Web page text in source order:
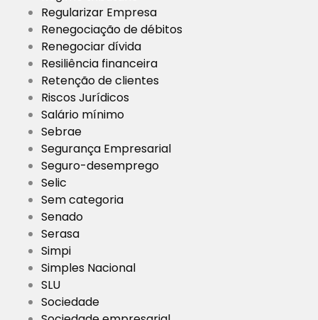
Regularizar Empresa
Renegociação de débitos
Renegociar dívida
Resiliência financeira
Retenção de clientes
Riscos Jurídicos
Salário mínimo
Sebrae
Segurança Empresarial
Seguro-desemprego
Selic
Sem categoria
Senado
Serasa
Simpi
Simples Nacional
SLU
Sociedade